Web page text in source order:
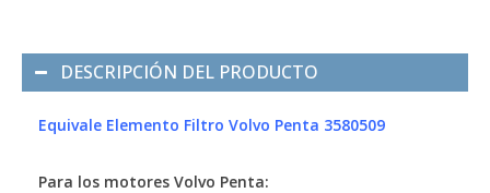
DESCRIPCIÓN DEL PRODUCTO
Equivale Elemento Filtro Volvo Penta 3580509
Para los motores Volvo Penta: